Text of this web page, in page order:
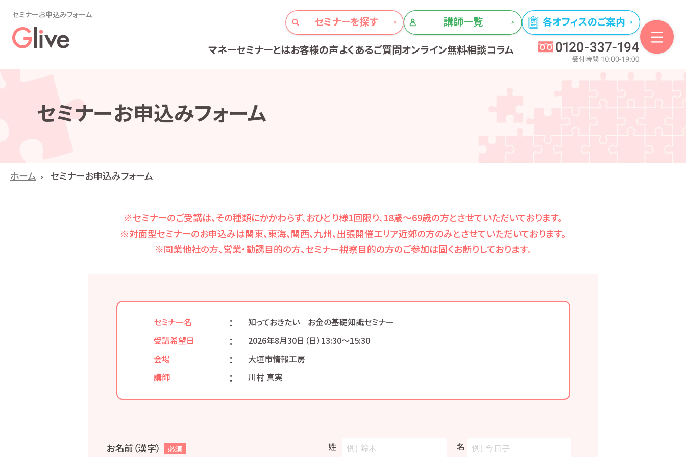
セミナーお申込みフォーム
セミナーを探す 講師一覧 各オフィスのご案内
マネーセミナーとはお客様の声よくあるご質問オンライン無料相談コラム
セミナーお申込みフォーム
ホーム セミナーお申込みフォーム
※セミナーのご受講は、その種類にかかわらず、おひとり様1回限り、18歳～69歳の方とさせていただいております。
※対面型セミナーのお申込みは関東、東海、関西、九州、出張開催エリア近郊の方のみとさせていただいております。
※同業他社の方、営業・勧誘目的の方、セミナー視察目的の方のご参加は固くお断りしております。
セミナー名 ：
知っておきたい お金の基礎知識セミナー
受講希望日
：
2026年8月30日（日）13:30〜15:30
会場
：
大垣市情報工房
講師
： 川村 真実
お名前（漢字） 必須 姓 名